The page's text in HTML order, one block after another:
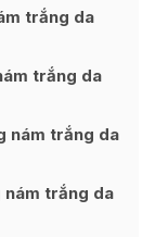
trắng da
trắng da
nám trắng da
nám trắng da